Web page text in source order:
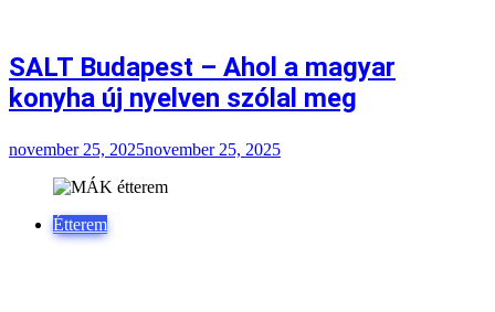
SALT Budapest – Ahol a magyar
konyha új nyelven szólal meg
november 25, 2025november 25, 2025
Étterem